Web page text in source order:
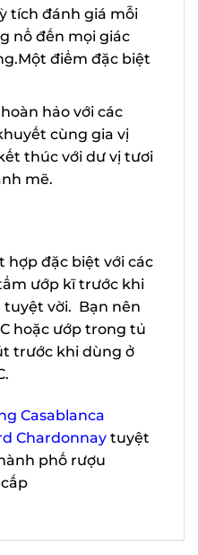
kỳ tích đánh
và bùng nổ đến
dùng.Một
vang
hảo với các
cùng gia vị
thúc với dư vị
mạnh mẽ.
hợp đặc biệt với
tẩm ướp kĩ
vô cùng tuyệt
nhiệt độ 20°C
khoảng 20
nhiệt độ phòng
Casablanca
Chardonnay
– Thành phố